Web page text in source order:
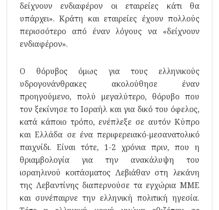
δείχνουν ενδιαφέρον οι εταιρείες κάτι θα
υπάρχει». Κράτη και εταιρείες έχουν πολλούς
περισσότερο από έναν λόγους να «δείχνουν
ενδιαφέρον».
Ο θόρυβος όμως για τους ελληνικούς
υδρογονάνθρακες ακολούθησε έναν
προηγούμενο, πολύ μεγαλύτερο, θόρυβο που
τον ξεκίνησε το Ισραήλ και για δικό του όφελος,
κατά κάποιο τρόπο, ενέπλεξε σε αυτόν Κύπρο
και Ελλάδα σε ένα περιφερειακό-μεσανατολικό
παιχνίδι. Είναι τότε, 1-2 χρόνια πριν, που η
θριαμβολογία για την ανακάλυψη του
ισραηλινού κοιτάσματος Λεβιάθαν στη λεκάνη
της Λεβαντίνης διαπερνούσε τα εγχώρια ΜΜΕ
και συνέπαιρνε την ελληνική πολιτική ηγεσία.